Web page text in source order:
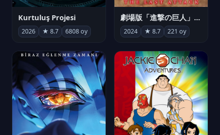
Kurtuluş Projesi
2026 ★ 8.7 6808 oy
劇場版「進撃の巨人」完結編 THE LAST ATTACK
2024 ★ 8.7 221 oy